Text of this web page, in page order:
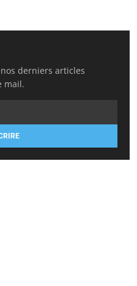
derniers articles
mail.